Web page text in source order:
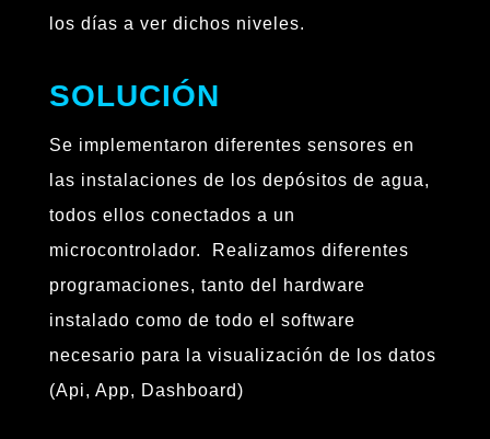
los días a ver dichos niveles.
SOLUCIÓN
Se implementaron diferentes sensores en
las instalaciones de los depósitos de agua,
todos ellos conectados a un
microcontrolador. Realizamos diferentes
programaciones, tanto del hardware
instalado como de todo el software
necesario para la visualización de los datos
(Api, App, Dashboard)